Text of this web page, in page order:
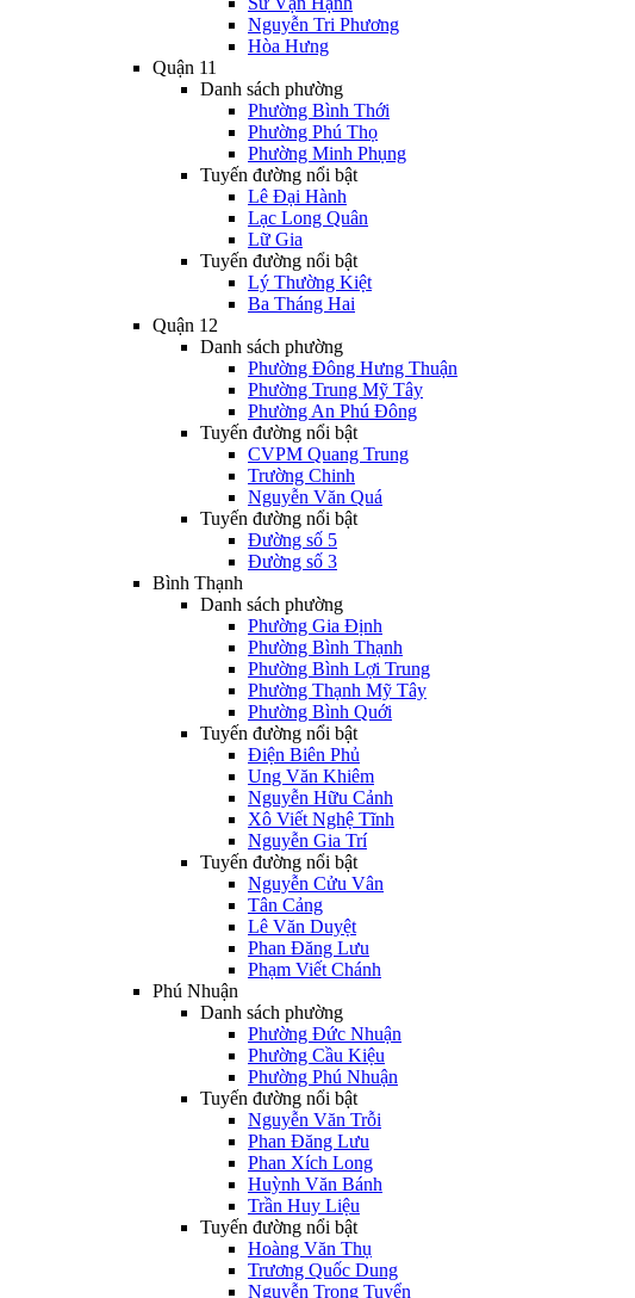
Nguyễn Tri Phương
Hòa Hưng
Quận 11
Danh sách phường
Phường Bình Thới
Phường Phú Thọ
Phường Minh Phụng
Tuyến đường nổi bật
Lê Đại Hành
Lạc Long Quân
Lữ Gia
Tuyến đường nổi bật
Lý Thường Kiệt
Ba Tháng Hai
Quận 12
Danh sách phường
Phường Đông Hưng Thuận
Phường Trung Mỹ Tây
Phường An Phú Đông
Tuyến đường nổi bật
CVPM Quang Trung
Trường Chinh
Nguyễn Văn Quá
Tuyến đường nổi bật
Đường số 5
Đường số 3
Bình Thạnh
Danh sách phường
Phường Gia Định
Phường Bình Thạnh
Phường Bình Lợi Trung
Phường Thạnh Mỹ Tây
Phường Bình Quới
Tuyến đường nổi bật
Điện Biên Phủ
Ung Văn Khiêm
Nguyễn Hữu Cảnh
Xô Viết Nghệ Tĩnh
Nguyễn Gia Trí
Tuyến đường nổi bật
Nguyễn Cửu Vân
Tân Cảng
Lê Văn Duyệt
Phan Đăng Lưu
Phạm Viết Chánh
Phú Nhuận
Danh sách phường
Phường Đức Nhuận
Phường Cầu Kiệu
Phường Phú Nhuận
Tuyến đường nổi bật
Nguyễn Văn Trỗi
Phan Đăng Lưu
Phan Xích Long
Huỳnh Văn Bánh
Trần Huy Liệu
Tuyến đường nổi bật
Hoàng Văn Thụ
Trương Quốc Dung
Nguyễn Trọng Tuyển